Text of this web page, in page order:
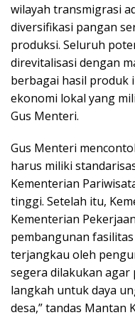
wilayah transmigrasi
diversifikasi pangan
produksi. Seluruh
direvitalisasi dengan
berbagai hasil produk
ekonomi lokal yang
Gus Menteri.
Gus Menteri
harus miliki
Kementerian
tinggi. Setelah itu,
Kementerian
pembangunan
terjangkau oleh
segera dilakukan agar
langkah untuk daya
desa,” tandas Mantan